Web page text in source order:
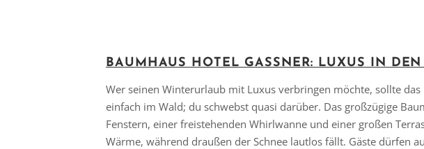
BAUMHAUS HOTEL GASSNER: LUXUS IN
Wer seinen Winterurlaub mit Luxus verbringen möchte, sollte
einfach im Wald; du schwebst quasi darüber. Das großzügige
Fenstern, einer freistehenden Whirlwanne und einer großen
Wärme, während draußen der Schnee lautlos fällt. Gäste dürfen